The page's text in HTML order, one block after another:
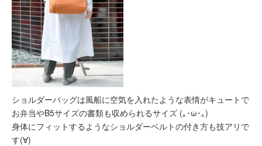
ショルダーバッグは風船に空気を入れたような表情がキュートで
お弁当やB5サイズの書類も収められるサイズ (｡･ω･｡)
身体にフィットするようなショルダーベルトの付き方も技アリで
す(∀)